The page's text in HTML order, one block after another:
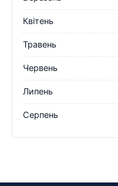
Квітень
Травень
Червень
Липень
Серпень